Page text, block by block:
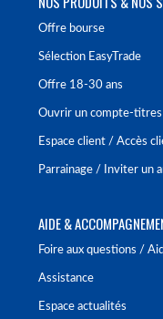
Offre bourse
Sélection EasyTrade
Offre 18-30 ans
Ouvrir un compte-
Espace client / Accès
Parrainage / Inviter un
AIDE &
Foire aux questions /
Assistance
Espace actualités